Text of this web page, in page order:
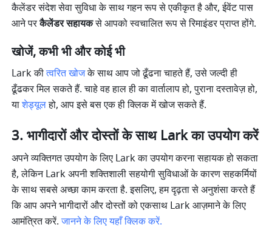
कैलेंडर संदेश सेवा सुविधा के साथ गहन रूप से एकीकृत है और, ईवेंट पास
आने पर कैलेंडर सहायक से आपको स्वचालित रूप से रिमाइंडर प्राप्त होंगे.
खोजें, कभी भी और कोई भी
Lark की त्वरित खोज के साथ आप जो ढूँढना चाहते हैं, उसे जल्दी ही
ढूँढकर मिल सकते हैं. चाहे वह हाल ही का वार्तालाप हो, पुराना दस्तावेज़ हो,
या शेड्यूल हो, आप इसे बस एक ही क्लिक में खोज सकते हैं.
भागीदारों और दोस्तों के साथ Lark का उपयोग करें
अपने व्यक्तिगत उपयोग के लिए Lark का उपयोग करना सहायक हो सकता
है, लेकिन Lark अपनी शक्तिशाली सहयोगी सुविधाओं के कारण सहकर्मियों
के साथ सबसे अच्छा काम करता है. इसलिए, हम दृढ़ता से अनुशंसा करते हैं
कि आप अपने भागीदारों और दोस्तों को एकसाथ Lark आज़माने के लिए
आमंत्रित करें. जानने के लिए यहाँ क्लिक करें.